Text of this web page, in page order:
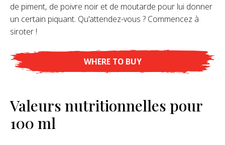
de piment, de poivre noir et de moutarde pour lui donner
un certain piquant. Qu'attendez-vous ? Commencez à
siroter !
WHERE TO BUY
Valeurs nutritionnelles pour
100 ml